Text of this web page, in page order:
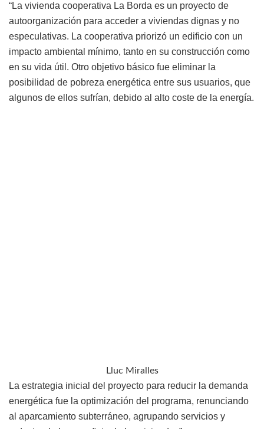
“La vivienda cooperativa La Borda es un proyecto de
autoorganización para acceder a viviendas dignas y no
especulativas. La cooperativa priorizó un edificio con un
impacto ambiental mínimo, tanto en su construcción como
en su vida útil. Otro objetivo básico fue eliminar la
posibilidad de pobreza energética entre sus usuarios, que
algunos de ellos sufrían, debido al alto coste de la energía.
Lluc Miralles
La estrategia inicial del proyecto para reducir la demanda
energética fue la optimización del programa, renunciando
al aparcamiento subterráneo, agrupando servicios y